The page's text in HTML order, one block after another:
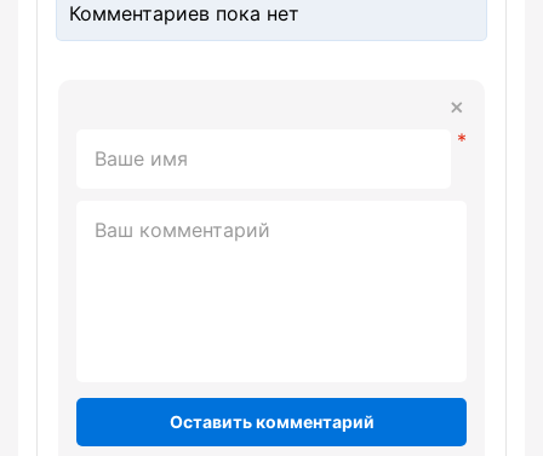
Комментариев пока нет
Оставить комментарий